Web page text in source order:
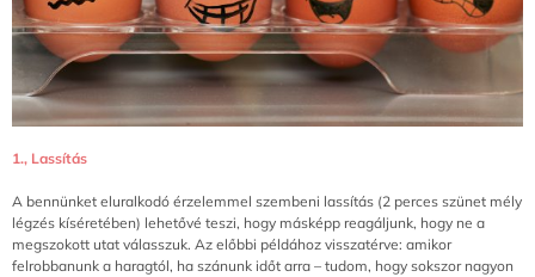
1., Lassítás
A bennünket eluralkodó érzelemmel szembeni lassítás (2 perces szünet mély
légzés kíséretében) lehetővé teszi, hogy másképp reagáljunk, hogy ne a
megszokott utat válasszuk. Az előbbi példához visszatérve: amikor
felrobbanunk a haragtól, ha szánunk időt arra – tudom, hogy sokszor nagyon